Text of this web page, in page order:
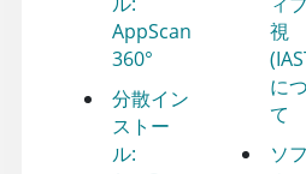
AppScan
360°
分散イン
ストー
ル:
視
に
て
ソ